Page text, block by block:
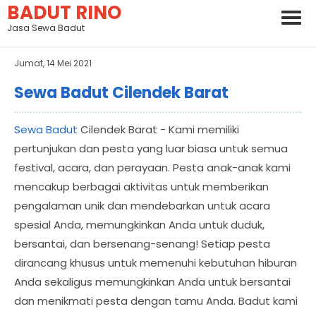
BADUT RINO
Jasa Sewa Badut
Jumat, 14 Mei 2021
Sewa Badut Cilendek Barat
Sewa Badut Cilendek Barat - Kami memiliki
pertunjukan dan pesta yang luar biasa untuk semua
festival, acara, dan perayaan. Pesta anak-anak kami
mencakup berbagai aktivitas untuk memberikan
pengalaman unik dan mendebarkan untuk acara
spesial Anda, memungkinkan Anda untuk duduk,
bersantai, dan bersenang-senang! Setiap pesta
dirancang khusus untuk memenuhi kebutuhan hiburan
Anda sekaligus memungkinkan Anda untuk bersantai
dan menikmati pesta dengan tamu Anda. Badut kami